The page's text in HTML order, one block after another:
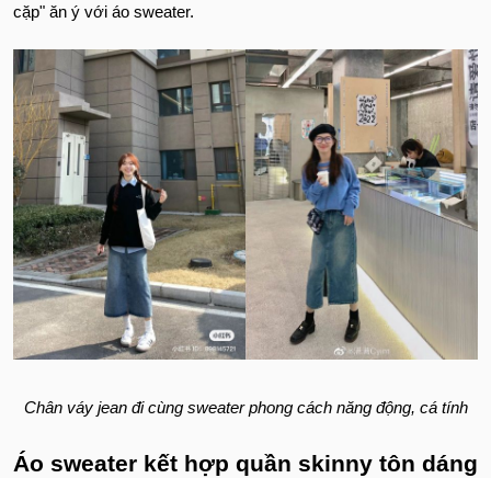
cặp" ăn ý với áo sweater.
Chân váy jean đi cùng sweater phong cách năng động, cá tính
Áo sweater kết hợp quần skinny tôn dáng